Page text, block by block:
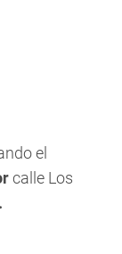
el
calle Los